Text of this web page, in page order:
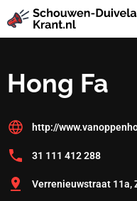
Hong Fa
http://
31 111 412 288
Verrenieuwstraat 11a,